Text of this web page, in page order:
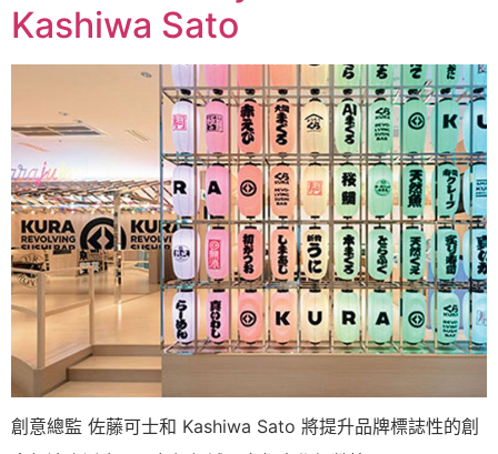
Kashiwa Sato
創意總監 佐藤可士和 Kashiwa Sato 將提升品牌標誌性的創